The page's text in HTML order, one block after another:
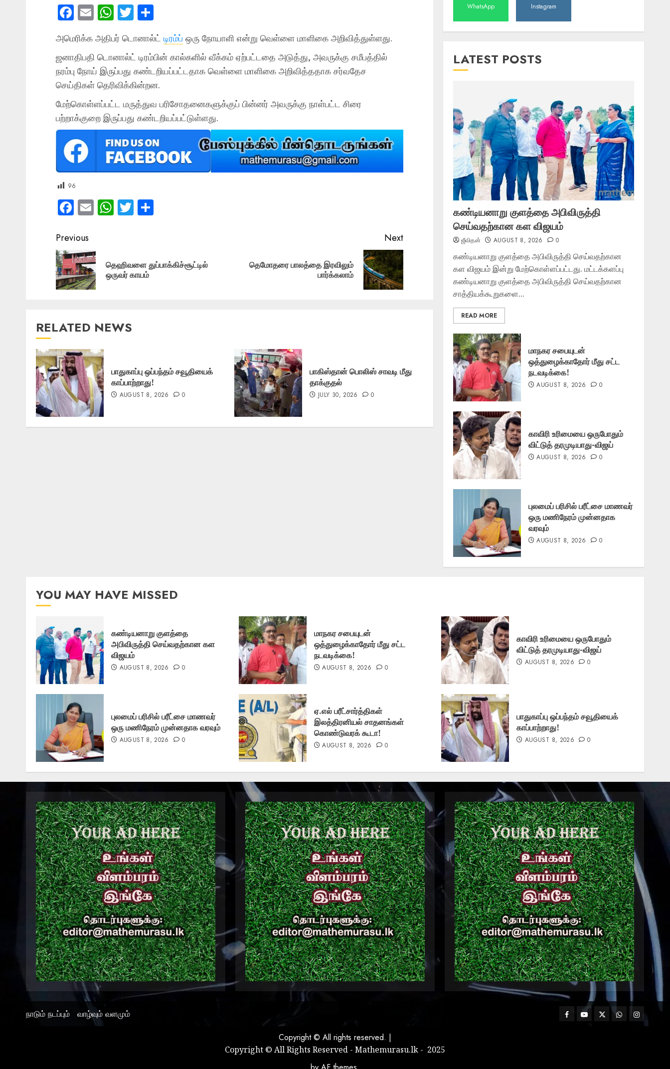
Facebook
EmailWhatsApp
Twitter
அமெரிக்க அதிபர் டொனால்ட் டிரம்ப் ஒரு நோயாளி என்று வெள்ளை மாளிகை அறிவித்துள்ளது.
ஜனாதிபதி டொனால்ட் டிரம்பின் கால்களில் வீக்கம் ஏற்பட்டதை அடுத்து, அவருக்கு சமீபத்தில்
நரம்பு நோய் இருப்பது கண்டறியப்பட்டதாக வெள்ளை மாளிகை அறிவித்ததாக சர்வதேச
செய்திகள் தெரிவிக்கின்றன.
மேற்கொள்ளப்பட்ட மருத்துவ பரிசோதனைகளுக்குப் பின்னர் அவருக்கு நாள்பட்ட சிரை
பற்றாக்குறை இருப்பது கண்டறியப்பட்டுள்ளது.
96
Facebook
EmailWhatsApp
Twitter
Post
navigation
Previous
Previous
தெஹிவளை துப்பாக்கிச்சூட்டில்
ஒருவர் காயம்
Next
Nextதெமோதரை பாலத்தை இரவிலும்
பார்க்கலாம்
RELATED NEWS
பாதுகாப்பு ஒப்பந்தம் சவூதியைக்
காப்பாற்றாது!
AUGUST 8, 2026 0
பாகிஸ்தான் பொலிஸ் சாவடி மீது
தாக்குதல்
JULY 30, 2026 0
WhatsApp Instagram
LATEST POSTS
கண்டியனாறு குளத்தை அபிவிருத்தி
செய்வதற்கான கள விஜயம்
ஜீவிதன் AUGUST 8, 2026 0
கண்டியனாறு குளத்தை அபிவிருத்தி செய்வதற்கான
கள விஜயம் இன்று மேற்கொள்ளப்பட்டது. மட்டக்களப்பு
கண்டியனாறு குளத்தை அபிவிருத்தி செய்வதற்கான
சாத்தியக்கூறுகளை...
READ MORE
மாநகர சபையுடன்
ஒத்துழைக்காதோர் மீது சட்ட
நடவடிக்கை!
AUGUST 8, 2026 0
காவிரி உரிமையை ஒருபோதும்
விட்டுத் தரமுடியாது-விஜய்
AUGUST 8, 2026 0
புலமைப் பரிசில் பரீட்சை மாணவர்
ஒரு மணிநேரம் முன்னதாக
வரவும்
AUGUST 8, 2026 0
YOU MAY HAVE MISSED
கண்டியனாறு குளத்தை
அபிவிருத்தி செய்வதற்கான கள
விஜயம்
AUGUST 8, 2026 0
மாநகர சபையுடன்
ஒத்துழைக்காதோர் மீது சட்ட
நடவடிக்கை!
AUGUST 8, 2026 0
காவிரி உரிமையை ஒருபோதும்
விட்டுத் தரமுடியாது-விஜய்
AUGUST 8, 2026 0
புலமைப் பரிசில் பரீட்சை மாணவர்
ஒரு மணிநேரம் முன்னதாக வரவும்
AUGUST 8, 2026 0
ஏ.எல் பரீட்சார்த்திகள்
இலத்திரனியல் சாதனங்கள்
கொண்டுவரக் கூடா!
AUGUST 8, 2026 0
பாதுகாப்பு ஒப்பந்தம் சவூதியைக்
காப்பாற்றாது!
AUGUST 8, 2026 0
நாடும் நடப்பும் வாழ்வும் வளமும் FacebookMathemurasu
TwitterWhatsAppInstagram
Copyright © All rights reserved. |
Copyright © All Rights Reserved - Mathemurasu.lk - 2025